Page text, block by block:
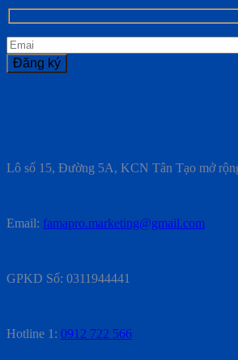
Lô số 15, Đường 5A, KCN Tân Tạo mở
Email: famapro.marketing@gmail.com
GPKD Số: 0311944441
Hotline 1: 0912 722 566